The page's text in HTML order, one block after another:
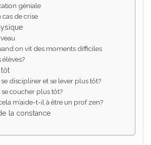
géniale
cas de crise
on vit des moments difficiles
élèves?
discipliner et se lever plus tôt?
coucher plus tôt?
m’aide-t-il à être un prof zen?
la constance